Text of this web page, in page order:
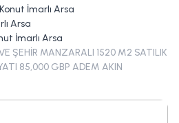
Konut İmarlı Arsa
Arsa
İmarlı Arsa
ŞEHİR MANZARALI 1520 M2 SATILIK
85,000 GBP ADEM AKIN